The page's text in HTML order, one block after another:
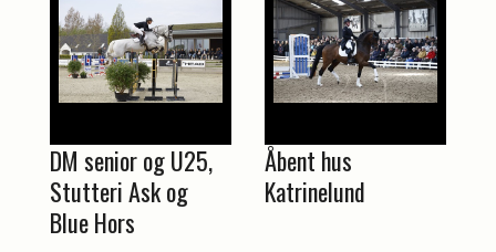
DM senior og U25,
Stutteri Ask og
Blue Hors
Åbent hus
Katrinelund